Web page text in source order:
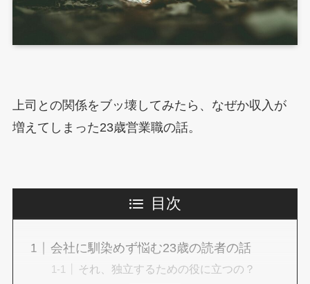
上司との関係をブッ壊してみたら、なぜか収入が
増えてしまった23歳営業職の話。
目次
会社に馴染めず悩む23歳の読者の話
それ、独立するための役に立つの？